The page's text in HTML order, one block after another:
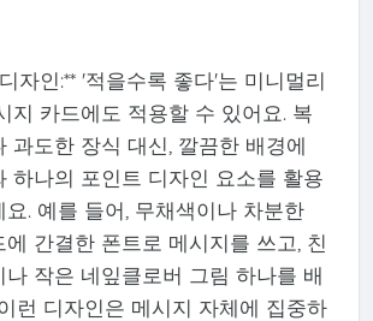
자인:** '적을수록 좋다'는 미니멀리
지 카드에도 적용할 수 있어요. 복
과도한 장식 대신, 깔끔한 배경에
하나의 포인트 디자인 요소를 활용
. 예를 들어, 무채색이나 차분한
간결한 폰트로 메시지를 쓰고, 친
나 작은 네잎클로버 그림 하나를 배
런 디자인은 메시지 자체에 집중하